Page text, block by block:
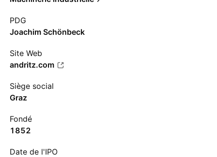
PDG
Joachim Schönbeck
Site Web
andritz.com
Siège social
Graz
Fondé
1852
Date de l'IPO